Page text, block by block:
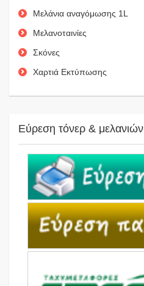
Μελάνια αναγόμωσης 1L
Μελανοταινίες
Σκόνες
Χαρτιά Εκτύπωσης
Εύρεση τόνερ & μελανιών